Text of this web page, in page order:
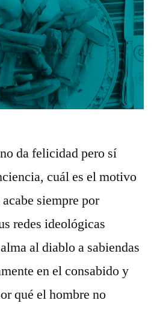
da felicidad pero sí
cuál es el motivo
siempre por
redes ideológicas
al diablo a sabiendas
en el consabido y
qué el hombre no